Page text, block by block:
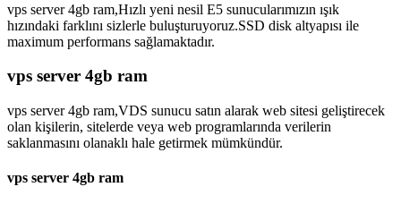
vps server 4gb ram,Hızlı yeni nesil E5 sunucularımızın ışık
hızındaki farklını sizlerle buluşturuyoruz.SSD disk altyapısı ile
maximum performans sağlamaktadır.
vps server 4gb ram
vps server 4gb ram,VDS sunucu satın alarak web sitesi geliştirecek
olan kişilerin, sitelerde veya web programlarında verilerin
saklanmasını olanaklı hale getirmek mümkündür.
vps server 4gb ram